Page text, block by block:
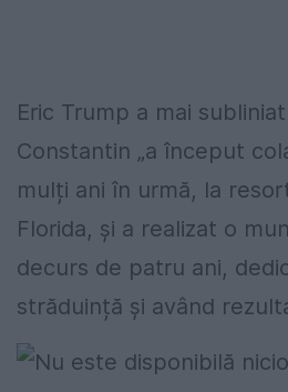
Eric Trump a mai
Constantin „a început
mulți ani în urmă, la
Florida, și a realizat o
decurs de patru ani,
străduință și având